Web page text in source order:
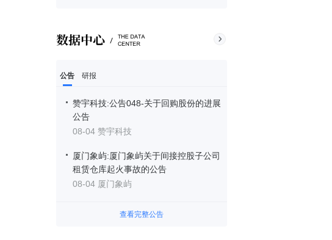
公告 研报
赞宇科技:公告048-关于回购股份的进展
公告
08-04 赞宇科技
厦门象屿:厦门象屿关于间接控股子公司
租赁仓库起火事故的公告
08-04 厦门象屿
查看完整公告